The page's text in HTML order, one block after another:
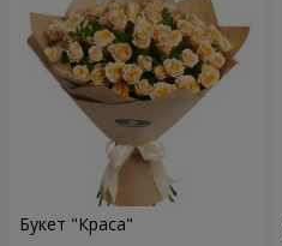
Букет "Краса"